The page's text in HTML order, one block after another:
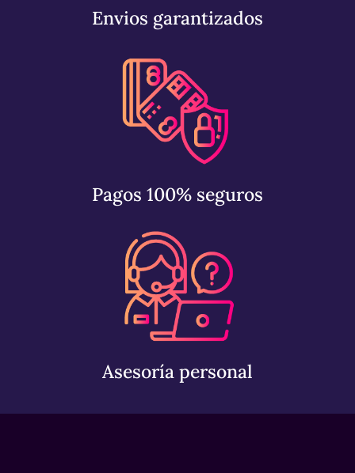
Envios garantizados
Pagos 100% seguros
Asesoría personal